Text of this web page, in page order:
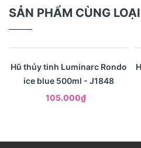
SẢN PHẨM CÙNG LOẠI
Xem nhanh
Hũ thủy tinh Luminarc Rondo
ice blue 500ml - J1848
105.000₫